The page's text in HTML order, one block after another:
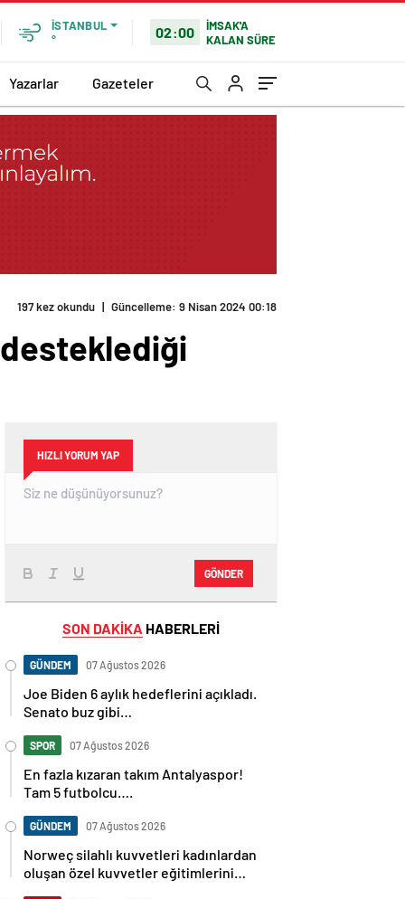
İSTANBUL
°
02:00
İMSAK'A
KALAN SÜRE
Yazarlar Gazeteler
197 kez okundu | Güncelleme: 9 Nisan 2024 00:18
HIZLI YORUM YAP
GÖNDER
SON DAKİKA HABERLERİ
GÜNDEM 07 Ağustos 2026
Joe Biden 6 aylık hedeflerini açıkladı.
Senato buz gibi…
SPOR 07 Ağustos 2026
En fazla kızaran takım Antalyaspor!
Tam 5 futbolcu….
GÜNDEM 07 Ağustos 2026
Norweç silahlı kuvvetleri kadınlardan
oluşan özel kuvvetler eğitimlerini